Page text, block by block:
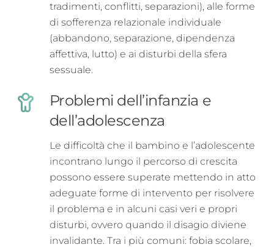
tradimenti, conflitti, separazioni), alle forme
di sofferenza relazionale individuale
(abbandono, separazione, dipendenza
affettiva, lutto) e ai disturbi della sfera
sessuale.
Problemi dell’infanzia e
dell’adolescenza
Le difficoltà che il bambino e l’adolescente
incontrano lungo il percorso di crescita
possono essere superate mettendo in atto
adeguate forme di intervento per risolvere
il problema e in alcuni casi veri e propri
disturbi, ovvero quando il disagio diviene
invalidante. Tra i più comuni: fobia scolare,